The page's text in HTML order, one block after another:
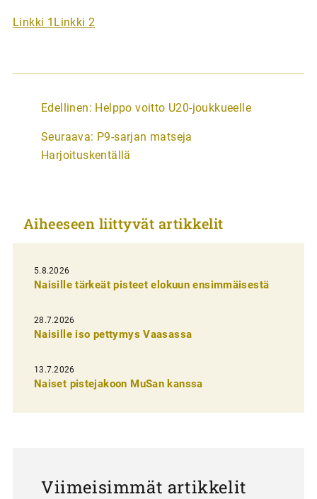
Linkki 1 Linkki 2
A
t
i
e
i
e
n
s
e
l
Edellinen: Helppo voitto U20-joukkueelle
Seuraava: P9-sarjan matseja
Harjoituskentällä
Aiheeseen liittyvät artikkelit
5.8.2026
Naisille tärkeät pisteet elokuun ensimmäisestä
28.7.2026
Naisille iso pettymys Vaasassa
13.7.2026
Naiset pistejakoon MuSan kanssa
Viimeisimmät artikkelit